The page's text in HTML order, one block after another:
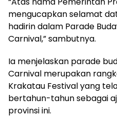
mengucapkan selamat
hadirin dalam Parade
Carnival,” sambutnya.
Ia menjelaskan parade
Carnival merupakan
Krakatau Festival yang
bertahun-tahun sebagai
provinsi ini.